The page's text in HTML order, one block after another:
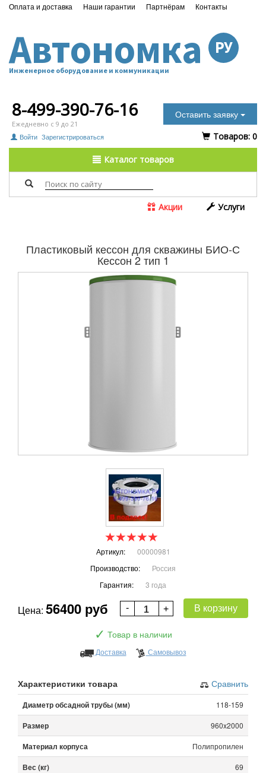
Оплата и доставка Наши гарантии Партнёрам Контакты
Автономка РУ
Инженерное оборудование и коммуникации
8-499-390-76-16
Ежедневно с 9 до 21
Оставить заявку
Войти Зарегистрироваться
Каталог товаров
Акции Услуги
Tоваров: 0
Пластиковый кессон для скважины БИО-С
Кессон 2 тип 1
Артикул:
00000981
Производство:
Россия
Гарантия:
3 года
Цена: 56400 руб В корзину
✓ Товар в наличии
Доставка Самовывоз
Характеристики товара Сравнить
Диаметр обсадной трубы (мм) 118-159
Размер 960x2000
Материал корпуса Полипропилен
Вес (кг) 69